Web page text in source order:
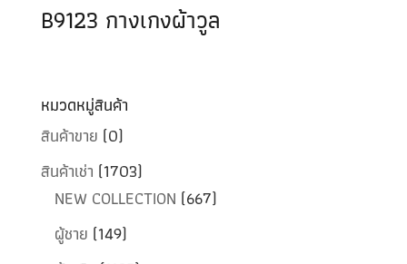
B9123 กางเกงผ้าวูล
หมวดหมู่สินค้า
สินค้าขาย (0)
สินค้าเช่า (1703)
NEW COLLECTION (667)
ผู้ชาย (149)